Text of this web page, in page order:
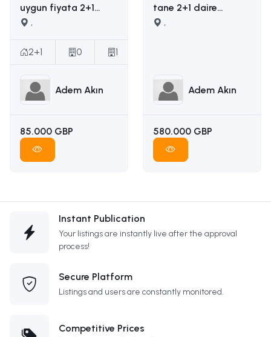
uygun fiyata 2+1
satılık daire İLETİŞİM
05338314949
,
2+1 0 1
Adem Akın
85.000 GBP
tane 2+1 daire
yapımına uygun
05338314949
,
Adem Akın
580.000 GBP
Instant Publication
Your listings are instantly live after the approval
process!
Secure Platform
Listings and users are constantly monitored.
Competitive Prices